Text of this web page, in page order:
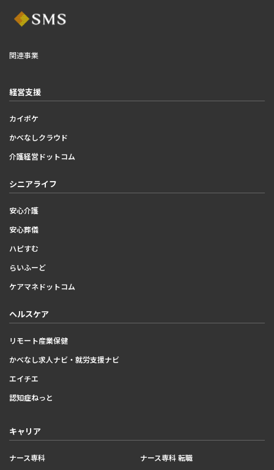
関連事業
経営支援
カイポケ
かべなしクラウド
介護経営ドットコム
シニアライフ
安心介護
安心葬儀
ハピすむ
らいふーど
ケアマネドットコム
ヘルスケア
リモート産業保健
かべなし求人ナビ・就労支援ナビ
エイチエ
認知症ねっと
キャリア
ナース専科 ナース専科 転職